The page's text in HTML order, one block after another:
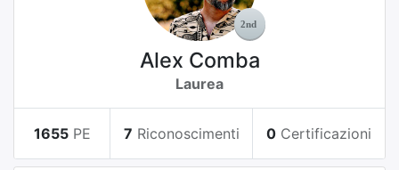
Alex Comba
Laurea
1655 PE 7 Riconoscimenti 0 Certificazioni